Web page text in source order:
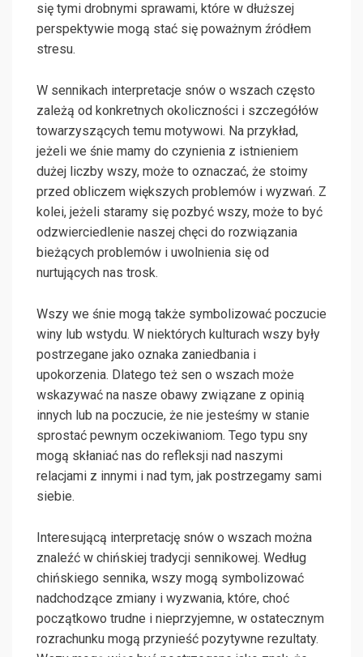
się tymi drobnymi sprawami, które w dłuższej
perspektywie mogą stać się poważnym źródłem
stresu.
W sennikach interpretacje snów o wszach często
zależą od konkretnych okoliczności i szczegółów
towarzyszących temu motywowi. Na przykład,
jeżeli we śnie mamy do czynienia z istnieniem
dużej liczby wszy, może to oznaczać, że stoimy
przed obliczem większych problemów i wyzwań. Z
kolei, jeżeli staramy się pozbyć wszy, może to być
odzwierciedlenie naszej chęci do rozwiązania
bieżących problemów i uwolnienia się od
nurtujących nas trosk.
Wszy we śnie mogą także symbolizować poczucie
winy lub wstydu. W niektórych kulturach wszy były
postrzegane jako oznaka zaniedbania i
upokorzenia. Dlatego też sen o wszach może
wskazywać na nasze obawy związane z opinią
innych lub na poczucie, że nie jesteśmy w stanie
sprostać pewnym oczekiwaniom. Tego typu sny
mogą skłaniać nas do refleksji nad naszymi
relacjami z innymi i nad tym, jak postrzegamy sami
siebie.
Interesującą interpretację snów o wszach można
znaleźć w chińskiej tradycji sennikowej. Według
chińskiego sennika, wszy mogą symbolizować
nadchodzące zmiany i wyzwania, które, choć
początkowo trudne i nieprzyjemne, w ostatecznym
rozrachunku mogą przynieść pozytywne rezultaty.